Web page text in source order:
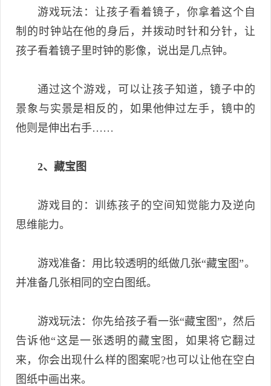
游戏玩法：让孩子看着镜子，你拿着这个自
制的时钟站在他的身后，并拨动时针和分针，让
孩子看着镜子里时钟的影像，说出是几点钟。
通过这个游戏，可以让孩子知道，镜子中的
景象与实景是相反的，如果他伸过左手，镜中的
他则是伸出右手……
2、藏宝图
游戏目的：训练孩子的空间知觉能力及逆向
思维能力。
游戏准备：用比较透明的纸做几张“藏宝图”。
并准备几张相同的空白图纸。
游戏玩法：你先给孩子看一张“藏宝图”，然后
告诉他“这是一张透明的藏宝图，如果将它翻过
来，你会出现什么样的图案呢?也可以让他在空白
图纸中画出来。